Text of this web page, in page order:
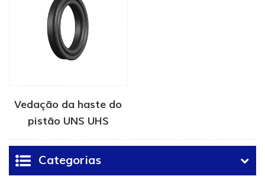
Vedação da haste do
pistão UNS UHS
Categorias